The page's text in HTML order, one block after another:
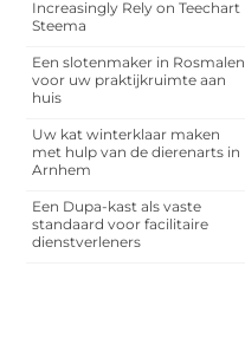
Increasingly Rely on Teechart
Steema
Een slotenmaker in Rosmalen
voor uw praktijkruimte aan
huis
Uw kat winterklaar maken
met hulp van de dierenarts in
Arnhem
Een Dupa-kast als vaste
standaard voor facilitaire
dienstverleners